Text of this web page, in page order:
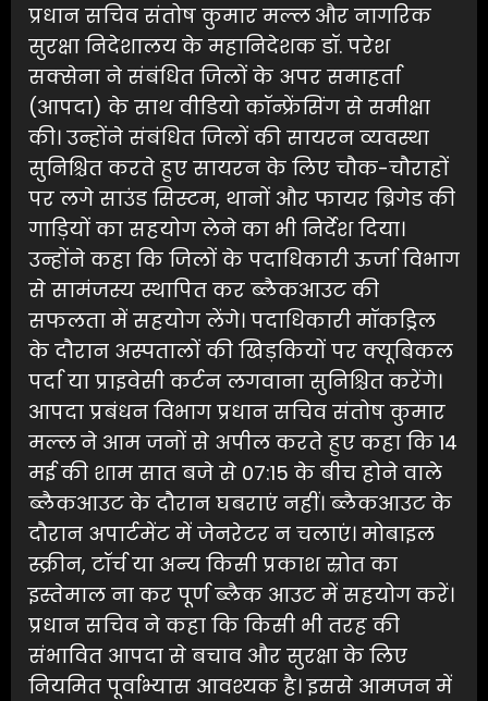
प्रधान सचिव संतोष कुमार मल्ल और नागरिक
सुरक्षा निदेशालय के महानिदेशक डॉ. परेश
सक्सेना ने संबंधित जिलों के अपर समाहर्ता
(आपदा) के साथ वीडियो कॉन्फ्रेंसिंग से समीक्षा
की। उन्होंने संबंधित जिलों की सायरन व्यवस्था
सुनिश्चित करते हुए सायरन के लिए चौक-चौराहों
पर लगे साउंड सिस्टम, थानों और फायर ब्रिगेड की
गाड़ियों का सहयोग लेने का भी निर्देश दिया।
उन्होंने कहा कि जिलों के पदाधिकारी ऊर्जा विभाग
से सामंजस्य स्थापित कर ब्लैकआउट की
सफलता में सहयोग लेंगे। पदाधिकारी मॉकड्रिल
के दौरान अस्पतालों की खिड़कियों पर क्यूबिकल
पर्दा या प्राइवेसी कर्टन लगवाना सुनिश्चित करेंगे।
आपदा प्रबंधन विभाग प्रधान सचिव संतोष कुमार
मल्ल ने आम जनों से अपील करते हुए कहा कि 14
मई की शाम सात बजे से 07:15 के बीच होने वाले
ब्लैकआउट के दौरान घबराएं नहीं। ब्लैकआउट के
दौरान अपार्टमेंट में जेनरेटर न चलाएं। मोबाइल
स्क्रीन, टॉर्च या अन्य किसी प्रकाश स्रोत का
इस्तेमाल ना कर पूर्ण ब्लैक आउट में सहयोग करें।
प्रधान सचिव ने कहा कि किसी भी तरह की
संभावित आपदा से बचाव और सुरक्षा के लिए
नियमित पूर्वाभ्यास आवश्यक है। इससे आमजन में